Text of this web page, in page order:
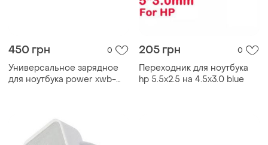
450 грн 0
Универсальное зарядное
для ноутбука power xwb-
205 грн 0
Переходник для ноутбука
hp 5.5x2.5 на 4.5x3.0 blue